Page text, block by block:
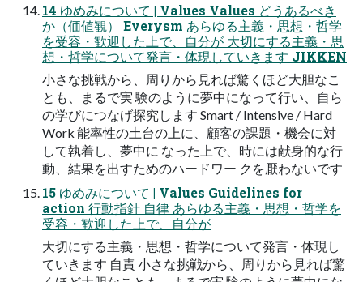
14 ゆめみについて | Values Values どうあるべき
か（価値観） Everysm あらゆる主義・思想・哲学
を受容・歓迎した上で、自分が 大切にする主義・思
想・哲学について発言・体現していきます JIKKEN
小さな挑戦から、周りから見れば驚くほど大胆なこ
とも、まるで実 験のように夢中になって行い、自ら
の学びにつなげ探究します Smart / Intensive / Hard
Work 能率性の土台の上に、顧客の課題・機会に対
して執着し、夢中に なった上で、時には献身的な行
動、結果を出すためのハードワー クを厭わないです
15 ゆめみについて | Values Guidelines for
action 行動指針 自律 あらゆる主義・思想・哲学を
受容・歓迎した上で、自分が
大切にする主義・思想・哲学について発言・体現し
ていきます 自責 小さな挑戦から、周りから見れば驚